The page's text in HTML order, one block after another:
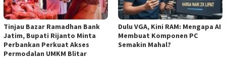
Tinjau Bazar Ramadhan Bank
Jatim, Bupati Rijanto Minta
Perbankan Perkuat Akses
Permodalan UMKM Blitar
Dulu VGA, Kini RAM: Mengapa AI
Membuat Komponen PC
Semakin Mahal?